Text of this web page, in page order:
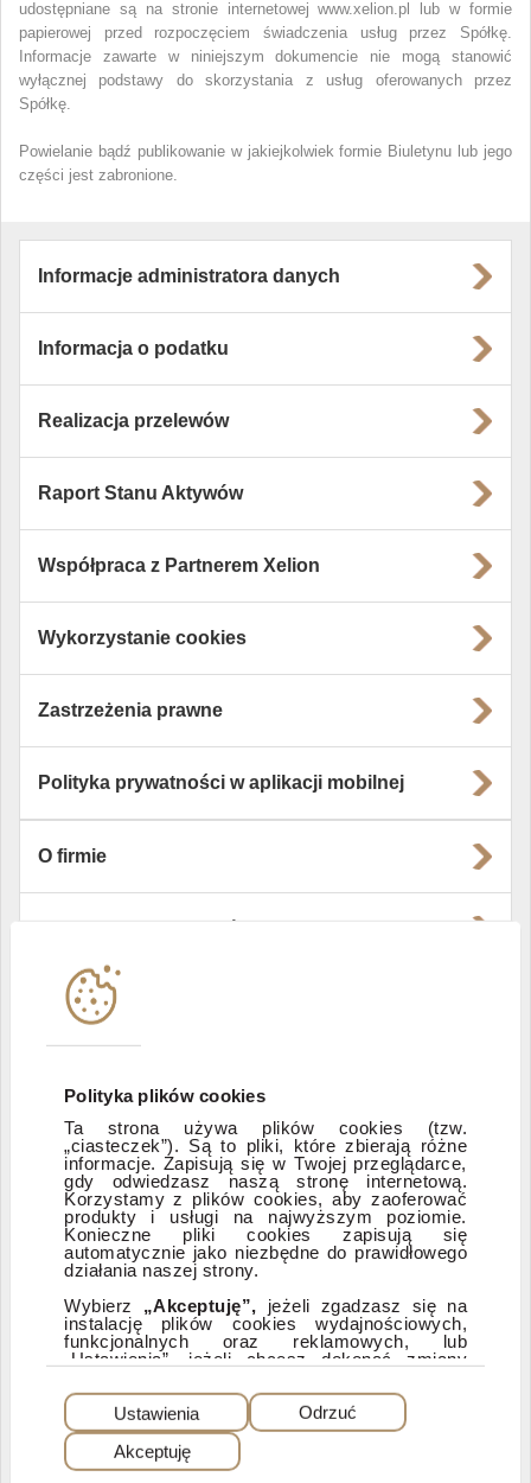
Polityka plików cookies
Ta strona używa plików cookies (tzw.
„ciasteczek”). Są to pliki, które zbierają różne
informacje. Zapisują się w Twojej przeglądarce,
gdy odwiedzasz naszą stronę internetową.
Korzystamy z plików cookies, aby zaoferować
produkty i usługi na najwyższym poziomie.
Konieczne pliki cookies zapisują się
automatycznie jako niezbędne do prawidłowego
działania naszej strony.
Wybierz „Akceptuję”, jeżeli zgadzasz się na
instalację plików cookies wydajnościowych,
funkcjonalnych oraz reklamowych, lub
„Ustawienia”, jeżeli chcesz dokonać zmiany
Dzięki plikom cookies możemy: udostępniać
nasz serwis, dostosowywać go do Twoich
preferencji, a także analizować, jakie strony
najczęściej odwiedzasz i z jakich stron do nas
Akceptuję
Ustawienia Odrzuć
udostępniane są na stronie internetowej www.xelion.pl lub w formie
papierowej przed rozpoczęciem świadczenia usług przez Spółkę.
Informacje zawarte w niniejszym dokumencie nie mogą stanowić
wyłącznej podstawy do skorzystania z usług oferowanych przez
Spółkę.
Powielanie bądź publikowanie w jakiejkolwiek formie Biuletynu lub jego
części jest zabronione.
Informacje administratora danych
Informacja o podatku
Realizacja przelewów
Raport Stanu Aktywów
Współpraca z Partnerem Xelion
Wykorzystanie cookies
Zastrzeżenia prawne
Polityka prywatności w aplikacji mobilnej
O firmie
Instytucje współpracujące
Zastrzeżenia prawne
ESG
PEŁNA WERSJA SERWISU
© 2025 Dom Inwestycyjny Xelion sp. z o.o. Wszelkie prawa zastrzeżone. Dom